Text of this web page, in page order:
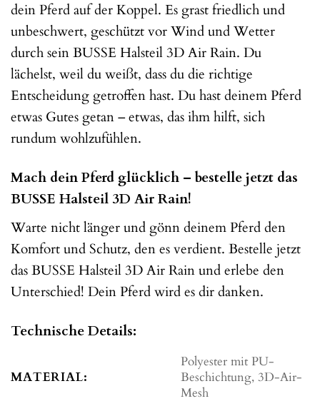
dein Pferd auf der Koppel. Es grast friedlich und
unbeschwert, geschützt vor Wind und Wetter
durch sein BUSSE Halsteil 3D Air Rain. Du
lächelst, weil du weißt, dass du die richtige
Entscheidung getroffen hast. Du hast deinem Pferd
etwas Gutes getan – etwas, das ihm hilft, sich
rundum wohlzufühlen.
Mach dein Pferd glücklich – bestelle jetzt das
BUSSE Halsteil 3D Air Rain!
Warte nicht länger und gönn deinem Pferd den
Komfort und Schutz, den es verdient. Bestelle jetzt
das BUSSE Halsteil 3D Air Rain und erlebe den
Unterschied! Dein Pferd wird es dir danken.
Technische Details:
MATERIAL:
Polyester mit PU-
Beschichtung, 3D-Air-
Mesh